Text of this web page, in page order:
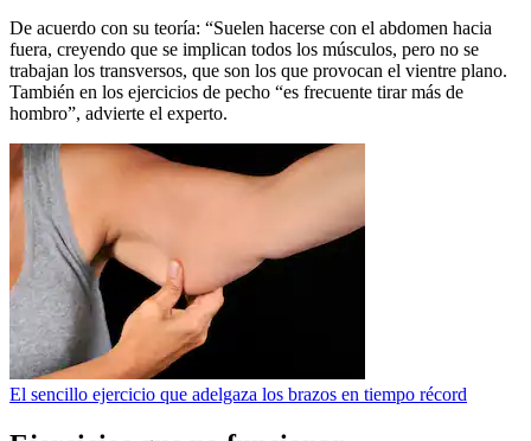
De acuerdo con su teoría: “Suelen hacerse con el abdomen hacia
fuera, creyendo que se implican todos los músculos, pero no se
trabajan los transversos, que son los que provocan el vientre plano.
También en los ejercicios de pecho “es frecuente tirar más de
hombro”, advierte el experto.
El sencillo ejercicio que adelgaza los brazos en tiempo récord